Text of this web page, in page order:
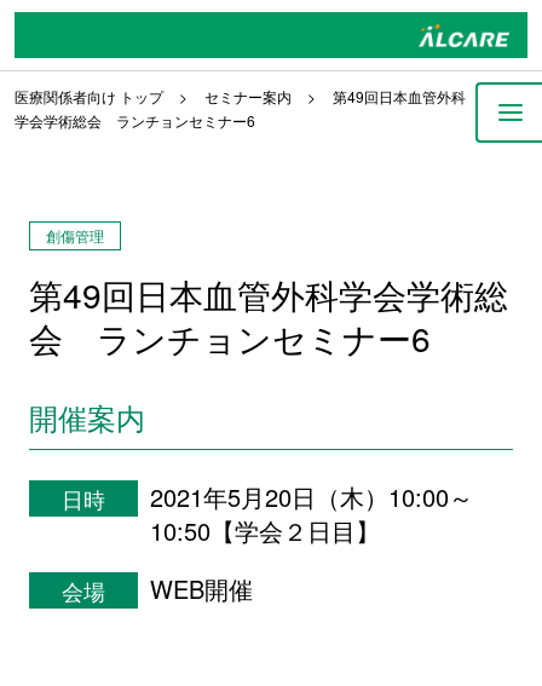
医療関係者向け トップ セミナー案内
第49回日本血管外科
学会学術総会 ランチョンセミナー6
創傷管理
第49回日本血管外科学会学術総
会 ランチョンセミナー6
開催案内
日時
2021年5月20日（木）10:00～
10:50【学会２日目】
会場 WEB開催